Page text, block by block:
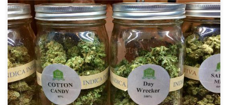
Mieszkańcy Oregonu wkrótce będą mogli kupić medyczną oraz
rekreacyjną marihuanę, a także ekstrakty do użytku rekreacyjnego
od tego samego sprzedawcy – zgodnie z ustawą podpisaną 24
marca przez gubernator Kate Brown. Planuje się zrealizowanie
zasad ustawy na ten miesiąc, mówi Andre Ourso, kierownik
programu medycznej marihuany. Wyborcy uczynili Oregon trzecim
[…]